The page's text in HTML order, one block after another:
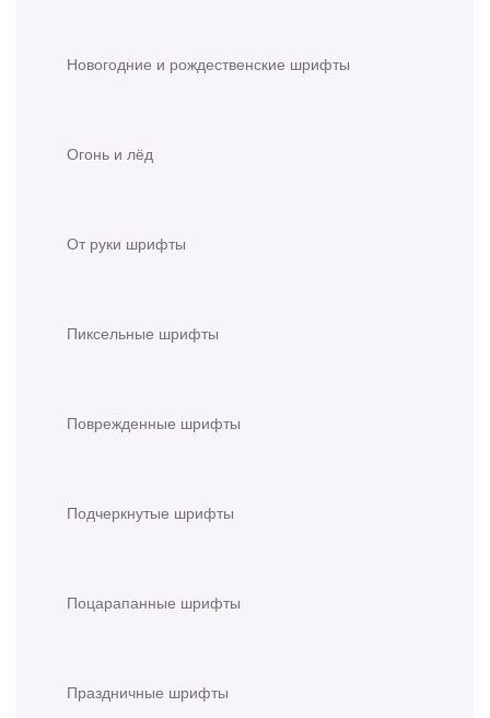
Новогодние и рождественские шрифты
Огонь и лёд
От руки шрифты
Пиксельные шрифты
Поврежденные шрифты
Подчеркнутые шрифты
Поцарапанные шрифты
Праздничные шрифты